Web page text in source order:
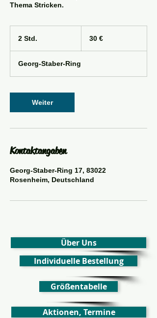
2 Std.
d
.
30 €
Georg-Staber-Ring
Weiter
Kontaktangaben
Georg-Staber-Ring 17, 83022
Rosenheim, Deutschland
Über Uns
Individuelle Bestellung
Größentabelle
Aktionen, Termine